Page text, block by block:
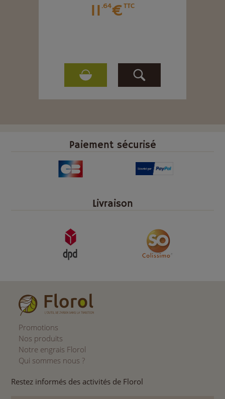
11 .64€TTC
Paiement sécurisé
Livraison
Promotions
Nos produits
Notre engrais Florol
Qui sommes nous ?
Restez informés des activités de Florol